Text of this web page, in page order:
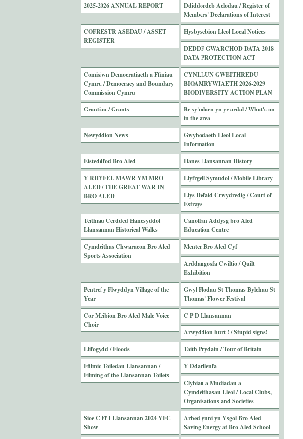
2025-2026 ANNUAL REPORT
Ddiddordeb Aelodau / Register of
Members' Declarations of Interest
COFRESTR ASEDAU / ASSET
REGISTER
Hysbysebion Lleol Local Notices
DEDDF GWARCHOD DATA 2018
DATA PROTECTION ACT
Comisiwn Democratiaeth a Ffiniau
Cymru / Democracy and Boundary
Commission Cymru
CYNLLUN GWEITHREDU
BIOAMRYWIAETH 2026-2029
BIODIVERSITY ACTION PLAN
Grantiau / Grants
Be sy'mlaen yn yr ardal / What's on
in the area
Newyddion News
Gwybodaeth Lleol Local
Information
Eisteddfod Bro Aled
Hanes Llansannan History
Y RHYFEL MAWR YM MRO
ALED / THE GREAT WAR IN
BRO ALED
Llyfrgell Symudol / Mobile Library
Llys Defaid Crwydredig / Court of
Estrays
Teithiau Cerdded Hanesyddol
Llansannan Historical Walks
Canolfan Addysg bro Aled
Education Centre
Cymdeithas Chwaraeon Bro Aled
Sports Association
Menter Bro Aled Cyf
Arddangosfa Cwiltio / Quilt
Exhibition
Pentref y Flwyddyn Village of the
Year
Gwyl Flodau St Thomas Bylchau St
Thomas' Flower Festival
Cor Meibion Bro Aled Male Voice
Choir
C P D Llansannan
Arwyddion hurt ! / Stupid signs!
Llifogydd / Floods
Taith Prydain / Tour of Britain
Ffilmio Toiledau Llansannan /
Filming of the Llansannan Toilets
Y Ddarllenfa
Clybiau a Mudiadau a
Cymdeithasau Lleol / Local Clubs,
Organisations and Societies
Sioe C Ff I Llansannan 2024 YFC
Show
Arbed ynni yn Ysgol Bro Aled
Saving Energy at Bro Aled School